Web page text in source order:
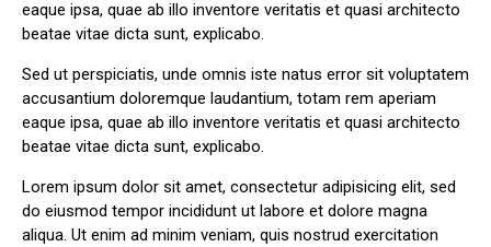
eaque ipsa, quae ab illo inventore veritatis et quasi architecto
beatae vitae dicta sunt, explicabo.
Sed ut perspiciatis, unde omnis iste natus error sit voluptatem
accusantium doloremque laudantium, totam rem aperiam
eaque ipsa, quae ab illo inventore veritatis et quasi architecto
beatae vitae dicta sunt, explicabo.
Lorem ipsum dolor sit amet, consectetur adipisicing elit, sed
do eiusmod tempor incididunt ut labore et dolore magna
aliqua. Ut enim ad minim veniam, quis nostrud exercitation